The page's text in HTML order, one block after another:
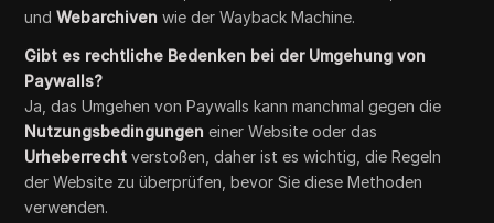
undWebarchiven wie der Wayback Machine.
Gibt es rechtliche Bedenken bei der Umgehung von
Paywalls?
Ja, das Umgehen von Paywalls kann manchmal gegen die
Nutzungsbedingungen einer Website oder das
Urheberrecht verstoßen, daher ist es wichtig, die Regeln
der Website zu überprüfen, bevor Sie diese Methoden
verwenden.